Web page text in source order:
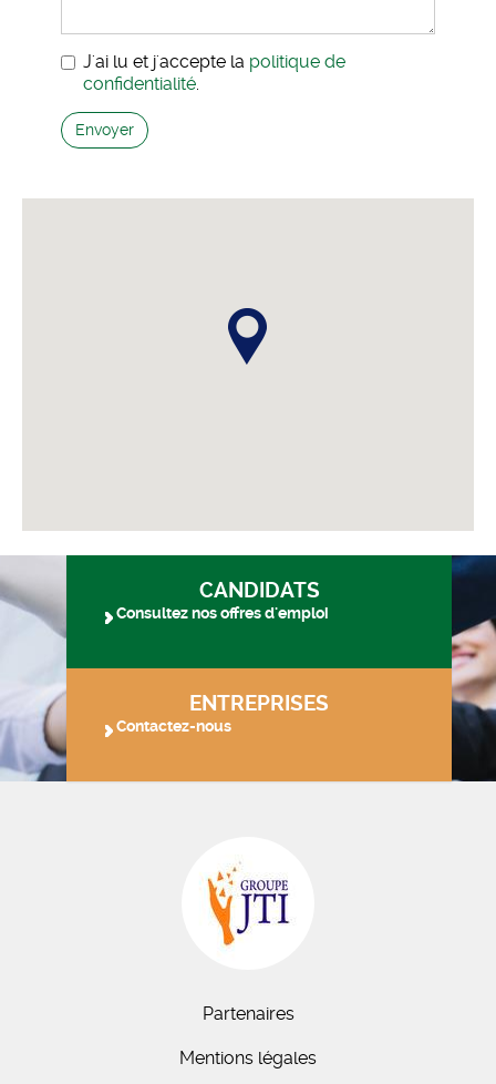
J'ai lu et j'accepte la politique de
confidentialité
Envoyer
CANDIDATS
Consultez nos offres d'emploi
ENTREPRISES
Contactez-nous
Partenaires
Mentions légales